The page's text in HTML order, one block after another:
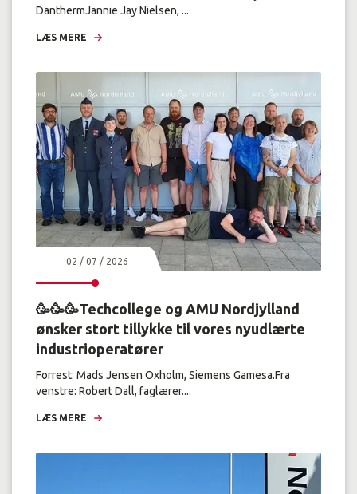
DanthermJannie Jay Nielsen, ...
LÆS MERE
02 / 07 / 2026
🥳🥳🥳Techcollege og AMU Nordjylland
ønsker stort tillykke til vores nyudlærte
industrioperatører
Forrest: Mads Jensen Oxholm, Siemens Gamesa.Fra
venstre: Robert Dall, faglærer....
LÆS MERE